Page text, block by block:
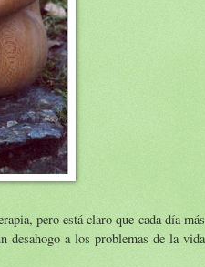
pero está claro que cada día más
desahogo a los problemas de la vida